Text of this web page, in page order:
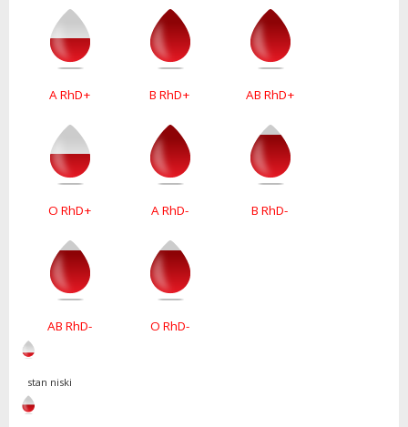
A RhD+ B RhD+ AB RhD+
O RhD+ A RhD- B RhD-
AB RhD- O RhD-
stan niski